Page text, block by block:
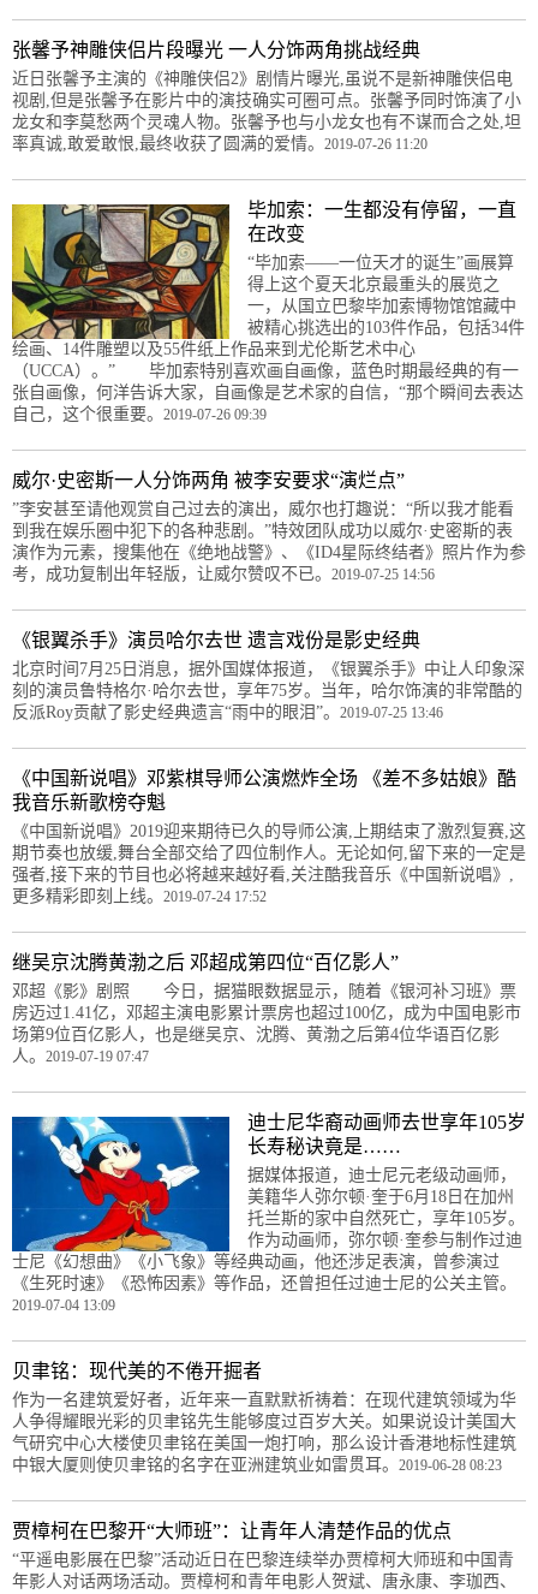
张馨予神雕侠侣片段曝光 一人分饰两角挑战经典
近日张馨予主演的《神雕侠侣2》剧情片曝光,虽说不是新神雕侠侣电
视剧,但是张馨予在影片中的演技确实可圈可点。张馨予同时饰演了小
龙女和李莫愁两个灵魂人物。张馨予也与小龙女也有不谋而合之处,坦
率真诚,敢爱敢恨,最终收获了圆满的爱情。 2019-07-26 11:20
毕加索：一生都没有停留，一直
在改变
“毕加索——一位天才的诞生”画展算
得上这个夏天北京最重头的展览之
一，从国立巴黎毕加索博物馆馆藏中
被精心挑选出的103件作品，包括34件
绘画、14件雕塑以及55件纸上作品来到尤伦斯艺术中心
（UCCA）。” 毕加索特别喜欢画自画像，蓝色时期最经典的有一
张自画像，何洋告诉大家，自画像是艺术家的自信，“那个瞬间去表达
自己，这个很重要。 2019-07-26 09:39
威尔·史密斯一人分饰两角 被李安要求“演烂点”
”李安甚至请他观赏自己过去的演出，威尔也打趣说：“所以我才能看
到我在娱乐圈中犯下的各种悲剧。”特效团队成功以威尔·史密斯的表
演作为元素，搜集他在《绝地战警》、《ID4星际终结者》照片作为参
考，成功复制出年轻版，让威尔赞叹不已。 2019-07-25 14:56
《银翼杀手》演员哈尔去世 遗言戏份是影史经典
北京时间7月25日消息，据外国媒体报道，《银翼杀手》中让人印象深
刻的演员鲁特格尔·哈尔去世，享年75岁。当年，哈尔饰演的非常酷的
反派Roy贡献了影史经典遗言“雨中的眼泪”。 2019-07-25 13:46
《中国新说唱》邓紫棋导师公演燃炸全场 《差不多姑娘》酷
我音乐新歌榜夺魁
《中国新说唱》2019迎来期待已久的导师公演,上期结束了激烈复赛,这
期节奏也放缓,舞台全部交给了四位制作人。无论如何,留下来的一定是
强者,接下来的节目也必将越来越好看,关注酷我音乐《中国新说唱》,
更多精彩即刻上线。 2019-07-24 17:52
继吴京沈腾黄渤之后 邓超成第四位“百亿影人”
邓超《影》剧照 今日，据猫眼数据显示，随着《银河补习班》票
房迈过1.41亿，邓超主演电影累计票房也超过100亿，成为中国电影市
场第9位百亿影人，也是继吴京、沈腾、黄渤之后第4位华语百亿影
人。 2019-07-19 07:47
迪士尼华裔动画师去世享年105岁
长寿秘诀竟是……
据媒体报道，迪士尼元老级动画师，
美籍华人弥尔顿·奎于6月18日在加州
托兰斯的家中自然死亡，享年105岁。
作为动画师，弥尔顿·奎参与制作过迪
士尼《幻想曲》《小飞象》等经典动画，他还涉足表演，曾参演过
《生死时速》《恐怖因素》等作品，还曾担任过迪士尼的公关主管。
2019-07-04 13:09
贝聿铭：现代美的不倦开掘者
作为一名建筑爱好者，近年来一直默默祈祷着：在现代建筑领域为华
人争得耀眼光彩的贝聿铭先生能够度过百岁大关。如果说设计美国大
气研究中心大楼使贝聿铭在美国一炮打响，那么设计香港地标性建筑
中银大厦则使贝聿铭的名字在亚洲建筑业如雷贯耳。 2019-06-28 08:23
贾樟柯在巴黎开“大师班”：让青年人清楚作品的优点
“平遥电影展在巴黎”活动近日在巴黎连续举办贾樟柯大师班和中国青
年影人对话两场活动。贾樟柯和青年电影人贺斌、唐永康、李珈西、